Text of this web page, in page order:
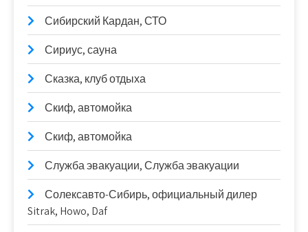
Сибирский Кардан, СТО
Сириус, сауна
Сказка, клуб отдыха
Скиф, автомойка
Скиф, автомойка
Служба эвакуации, Служба эвакуации
Солексавто-Сибирь, официальный дилер
Sitrak, Howo, Daf